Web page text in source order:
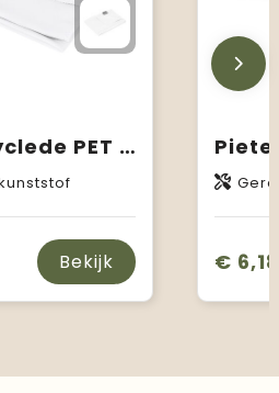
Raquel gerecyclede PET sport koelhanddoek in een pouch 80 x 30 cm
Bekijk € 6,18